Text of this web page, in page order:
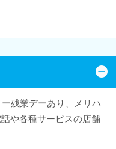
残業デーあり、メリハ
や各種サービスの店舗